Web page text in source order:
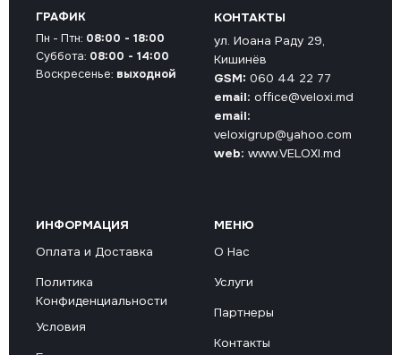
КОНТАКТЫ
ул. Иоана Раду 29,
Кишинёв
GSM: 060 44 22 77
email: office@veloxi.md
email:
veloxigrup@yahoo.com
web: www.VELOXI.md
ИНФОРМАЦИЯ
Оплата и Доставка
Политика
Конфиденциальности
Условия
МЕНЮ
О Нас
Услуги
Партнеры
Контакты
ГРАФИК
Пн - Птн: 08:00 - 18:00
Суббота: 08:00 - 14:00
Воскресенье: выходной